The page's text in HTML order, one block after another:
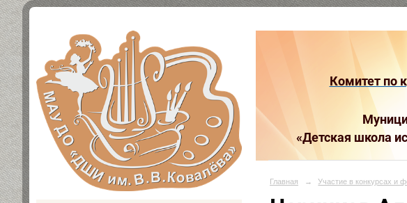
Комитет по
«Детская школа
Главная → Участие в конкурсах и